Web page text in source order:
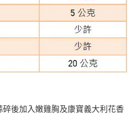
後加入嫩雞胸及康寶義大利花香